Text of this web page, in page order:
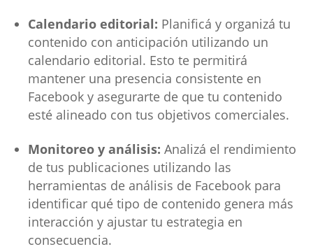
Calendario editorial: Planificá y organizá tu
contenido con anticipación utilizando un
calendario editorial. Esto te permitirá
mantener una presencia consistente en
Facebook y asegurarte de que tu contenido
esté alineado con tus objetivos comerciales.
Monitoreo y análisis: Analizá el rendimiento
de tus publicaciones utilizando las
herramientas de análisis de Facebook para
identificar qué tipo de contenido genera más
interacción y ajustar tu estrategia en
consecuencia.